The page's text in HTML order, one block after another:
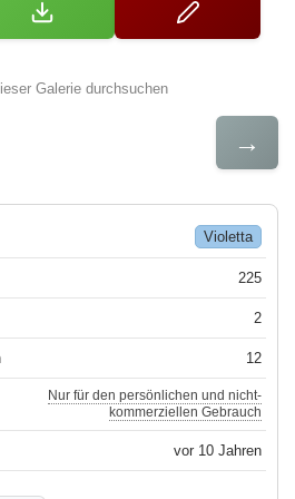
Galerie durchsuchen
→
Violetta
225
2
12
Nur für den persönlichen und nicht-
kommerziellen Gebrauch
vor 10 Jahren